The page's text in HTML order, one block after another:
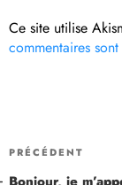
Ce site utilise
commentaires
PRÉCÉDENT